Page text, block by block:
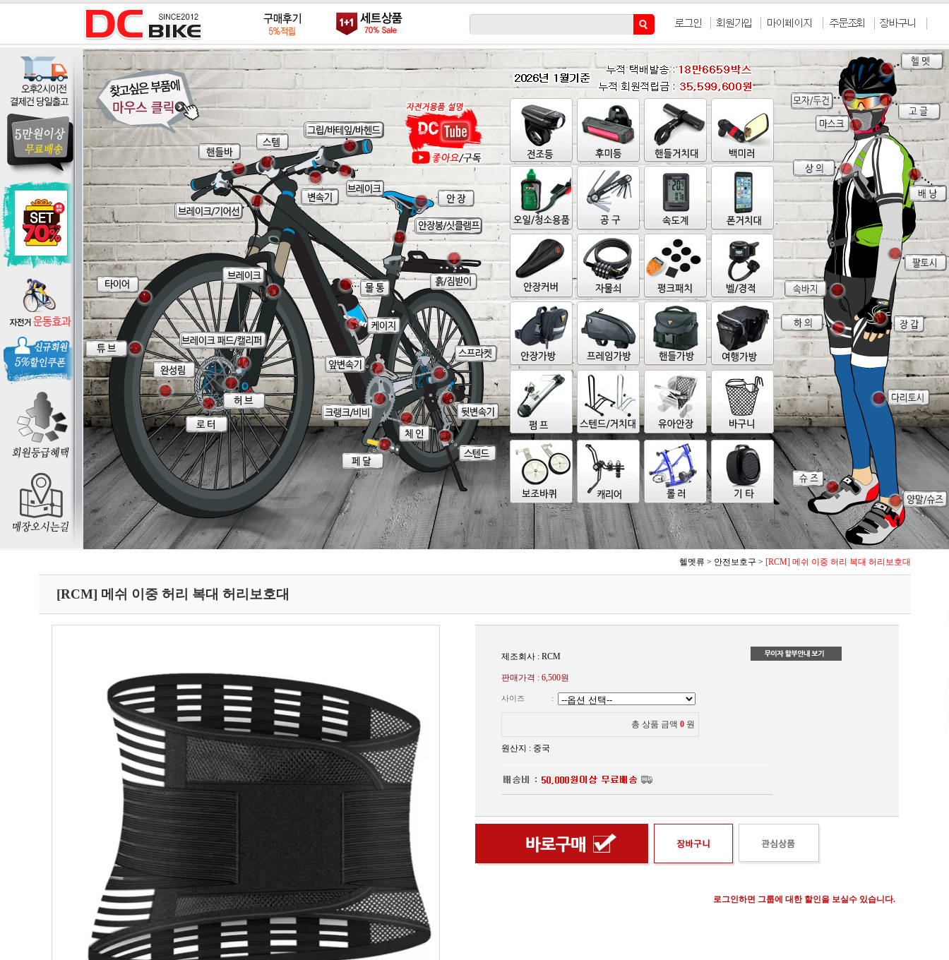
헬멧류 > 안전보호구 > [RCM] 메쉬 이중 허리 복대 허리보호대
[RCM] 메쉬 이중 허리 복대 허리보호대
제조회사 : RCM
판매가격 : 6,500원
사이즈 :
총 상품 금액 0 원
원산지 : 중국
로그인하면 그룹에 대한 할인을 보실수 있습니다.